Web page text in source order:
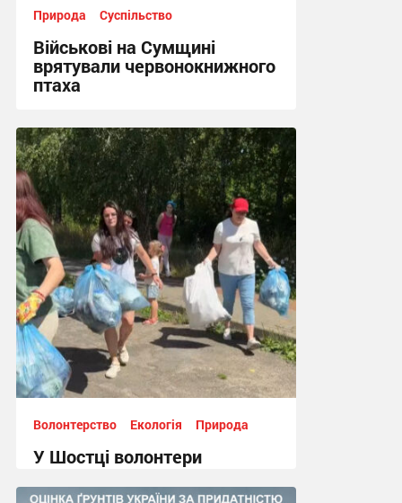
Природа Суспільство
Військові на Сумщині
врятували червонокнижного
птаха
09:09, 2.08.2026
Волонтерство Екологія Природа
У Шостці волонтери
прибрали територію біля
озера поблизу інституту